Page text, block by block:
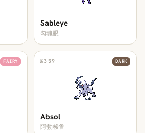
Sableye
勾魂眼
FAIRY №359 DARK
Absol
阿勃梭鲁